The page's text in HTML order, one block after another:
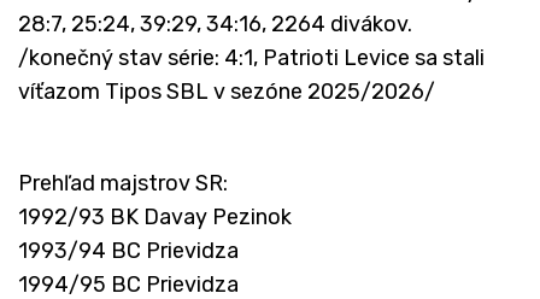
28:7, 25:24, 39:29, 34:16, 2264 divákov.
/konečný stav série: 4:1, Patrioti Levice sa stali
víťazom Tipos SBL v sezóne 2025/2026/
Prehľad majstrov SR:
1992/93 BK Davay Pezinok
1993/94 BC Prievidza
1994/95 BC Prievidza